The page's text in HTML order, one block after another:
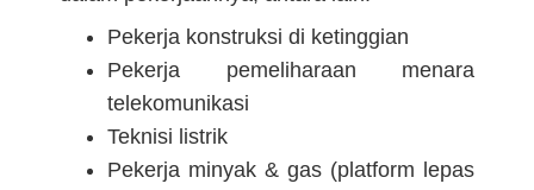
Pekerja konstruksi di ketinggian
Pekerja pemeliharaan menara
telekomunikasi
Teknisi listrik
Pekerja minyak & gas (platform lepas